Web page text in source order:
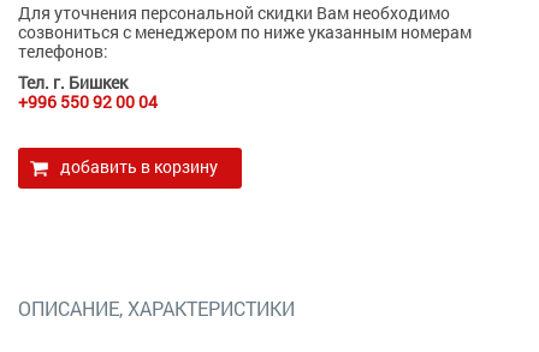
Для уточнения персональной скидки Вам необходимо
созвониться с менеджером по ниже указанным номерам
телефонов:
Тел. г. Бишкек
+996 550 92 00 04
добавить в корзину
ОПИСАНИЕ, ХАРАКТЕРИСТИКИ